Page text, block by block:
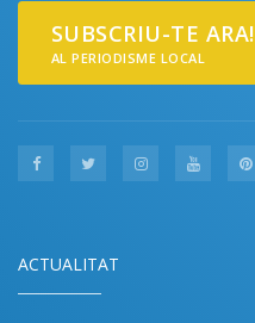
SUBSCRIU-TE ARA!
AL PERIODISME LOCAL
ACTUALITAT